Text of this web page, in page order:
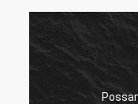
Possamai του κ.